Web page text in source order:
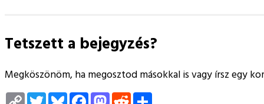
Tetszett a bejegyzés?
Megköszönöm, ha megosztod másokkal is vagy írsz egy
CopyTwitterBlueskyFacebookMastodon
Reddit